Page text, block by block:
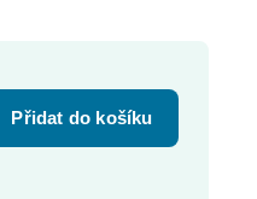
Přidat do košíku